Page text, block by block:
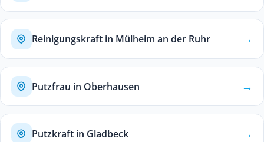
Reinigungskraft in Mülheim an der Ruhr →
Putzfrau in Oberhausen →
Putzkraft in Gladbeck →